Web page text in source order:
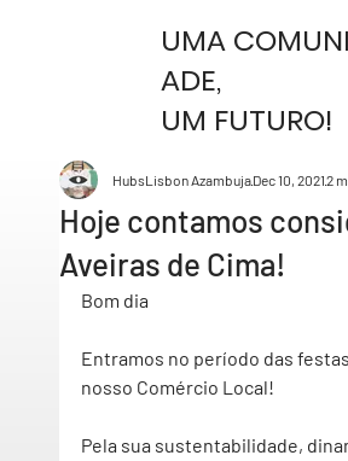
UMA
ADE,
UM FUTURO!
Hoje contamos
Aveiras de Cima!
HubsLisbon AzambujaDec 10, 20212
Bom dia
Entramos no período das
nosso Comércio Local!
Pela sua sustentabilidade,